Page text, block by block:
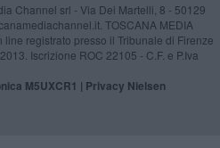
Channel srl - Via Dei Martelli, 8 - 50129
TOSCANA MEDIA
line registrato presso il Tribunale di Firenze
Iscrizione ROC 22105 - C.F. e P.Iva
M5UXCR1 | Privacy Nielsen